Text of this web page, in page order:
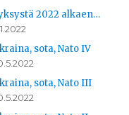
2022 alkaen…
sota, Nato IV
sota, Nato III